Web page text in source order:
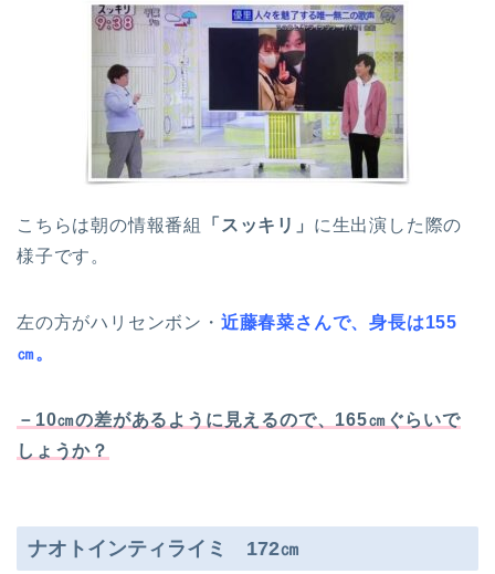
こちらは朝の情報番組 「スッキリ」 に生出演した際の
様子です。
左の方がハリセンボン・ 近藤春菜さんで、身長は155
㎝。
－10㎝の差があるように見えるので、165㎝ぐらいで
しょうか？
ナオトインティライミ 172㎝